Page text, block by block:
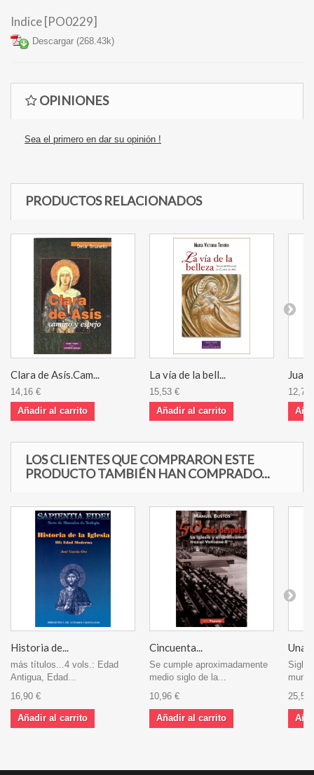
Indice [PO0229]
Descargar (268.43k)
OPINIONES
Sea el primero en dar su opinión !
PRODUCTOS RELACIONADOS
Clara de Asís.Cam...
14,16 €
Añadir al carrito
La vía de la bell...
15,53 €
Añadir al carrito
Juan
12,79
LOS CLIENTES QUE COMPRARON ESTE
PRODUCTO TAMBIÉN HAN COMPRADO...
Historia de...
más títulos...4 vols.: Edad
Antigua, Edad...
16,90 €
Añadir al carrito
Cincuenta...
Se cumple aproximadamente
medio siglo de la...
10,96 €
Añadir al carrito
Una
Siglo
25,57